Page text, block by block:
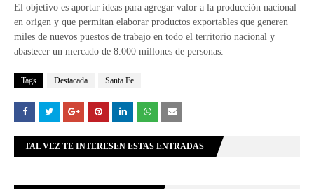
El objetivo es aportar ideas para agregar valor a la producción nacional
en origen y que permitan elaborar productos exportables que generen
miles de nuevos puestos de trabajo en todo el territorio nacional y
abastecer un mercado de 8.000 millones de personas.
Tags Destacada Santa Fe
TAL VEZ TE INTERESEN ESTAS ENTRADAS